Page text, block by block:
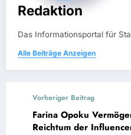
Redaktion
Das Informationsportal für
Alle Beiträge Anzeigen
Vorheriger Beitrag
Farina Opoku
Reichtum der